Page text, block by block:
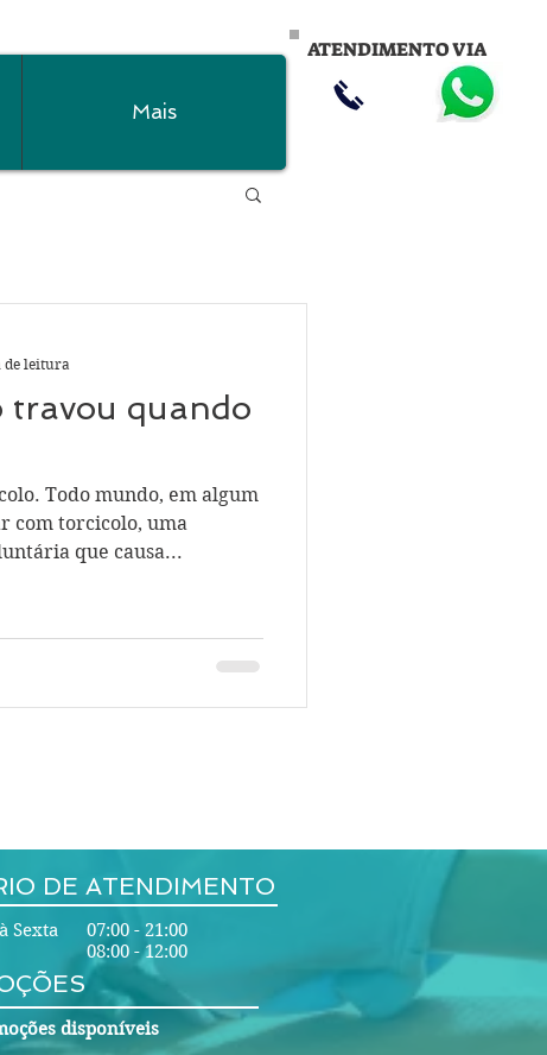
Mais
ATENDIMENTO VIA
travou quando
Todo mundo, em algum
com torcicolo, uma
que causa...
de leitura
DE ATENDIMENTO
Sexta 07:00 - 21:00
08:00 - 12:00
disponíveis